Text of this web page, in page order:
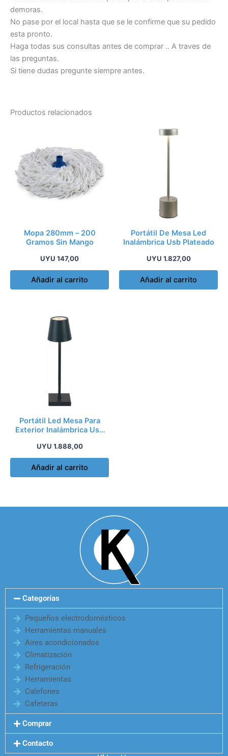
demoras.
No pase por el local hasta que se le confirme que su pedido
esta pronto.
Haga todas sus consultas antes de comprar .. A traves de
las preguntas.
Si tiene dudas pregunte siempre antes.
Productos relacionados
Mopa 280mm – 200
Gramos Sin Mango
UYU 147,00
Añadir al carrito
Portátil De Mesa Led
Inalámbrica Usb Plateado
UYU 1.827,00
Añadir al carrito
Portátil Led Mesa Para
Exterior Inalámbrica Usb
UYU 1.888,00
Añadir al carrito
Categorías
Pequeños electrodomésticos
Herramientas manuales
Aires acondicionados
Climatización
Refrigeración
Herramientas
Calefones
Cafeteras
Comprar
Contacto